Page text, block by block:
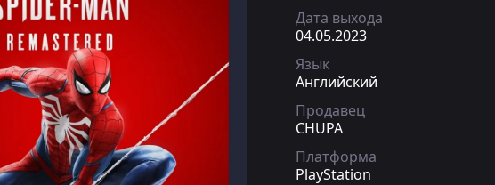
Дата выхода
04.05.2023
Язык
Английский
Продавец
CHUPA
Платформа
PlayStation